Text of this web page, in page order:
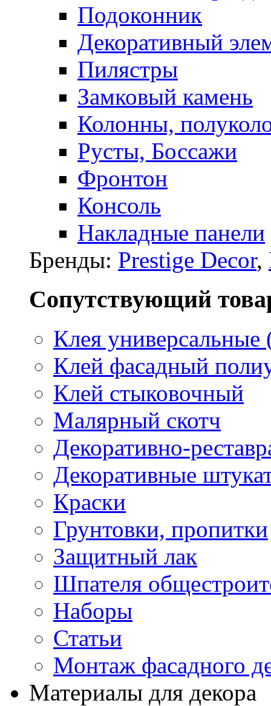
Подоконник
Декоративный
Пилястры
Замковый камень
Колонны,
Русты, Боссажи
Фронтон
Консоль
Накладные панели
Бренды: Prestige Decor,
Сопутствующий
Клея универсальные
Клей фасадный
Клей стыковочный
Малярный скотч
Декоративно-
Декоративные
Краски
Грунтовки, пропитки
Защитный лак
Шпателя
Наборы
Статьи
Монтаж фасадного
Материалы для декора